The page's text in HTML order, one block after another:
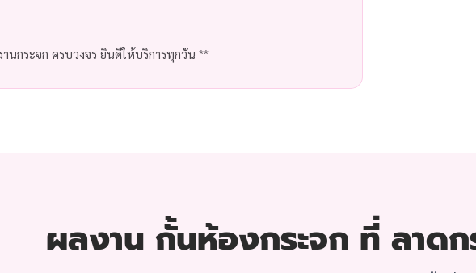
นกระจก ครบวงจร ยินดีให้บริการทุกวัน **
ผลงาน กั้นห้องกระจก ที่ ลาดก